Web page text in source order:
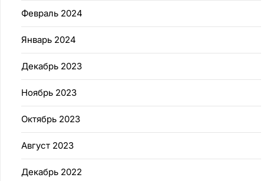
Февраль 2024
Январь 2024
Декабрь 2023
Ноябрь 2023
Октябрь 2023
Август 2023
Декабрь 2022